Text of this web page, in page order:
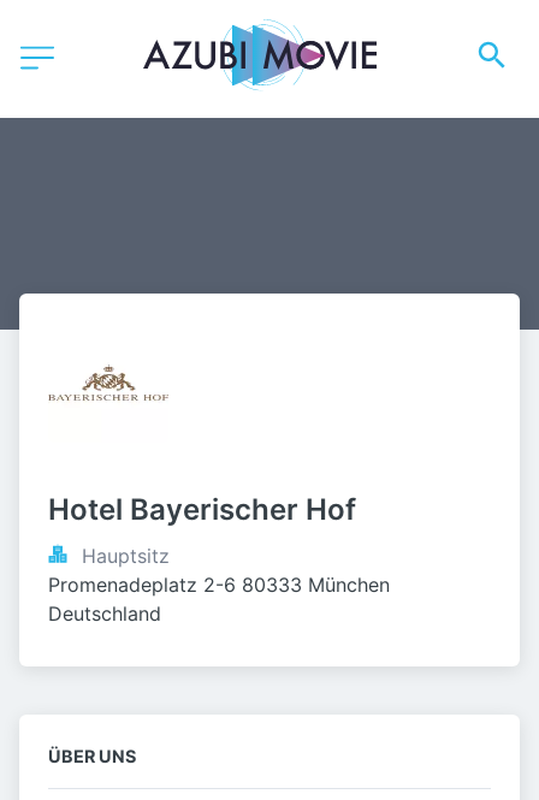
Hotel Bayerischer Hof
Hauptsitz
Promenadeplatz 2-6 80333 München
Deutschland
ÜBER UNS